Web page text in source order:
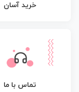
خرید آسان
تماس با ما